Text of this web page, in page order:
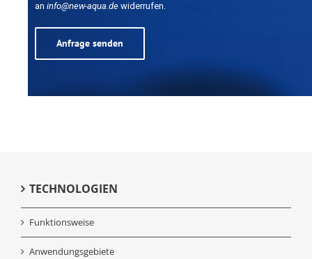
an info@new-aqua.de widerrufen.
TECHNOLOGIEN
Funktionsweise
Anwendungsgebiete